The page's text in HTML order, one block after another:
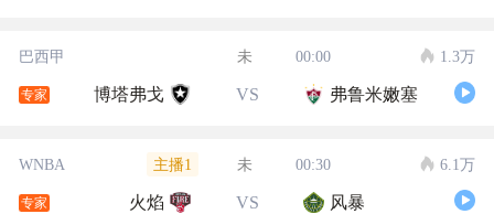
巴西甲 未 00:00 1.3万
专家 博塔弗戈 VS 弗鲁米嫩塞
WNBA 主播1 未 00:30 6.1万
专家 火焰 VS 风暴